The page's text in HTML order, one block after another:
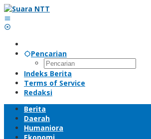
Lewati
ke
konten
Pencarian
Indeks Berita
Terms of Service
Redaksi
Berita
Daerah
Humaniora